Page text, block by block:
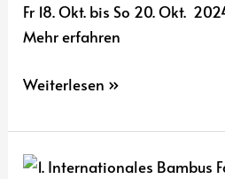
Fr 18. Okt. bis So 20. Okt.
Mehr erfahren
Weiterlesen »
1.